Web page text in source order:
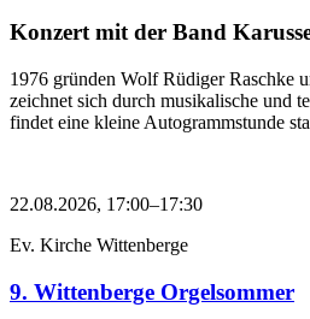
Konzert mit der Band
1976 gründen Wolf Rüdiger Raschke
zeichnet sich durch musikalische und
findet eine kleine Autogrammstunde
22.08.2026, 17:00–17:30
Ev. Kirche Wittenberge
9. Wittenberge Orgelsommer